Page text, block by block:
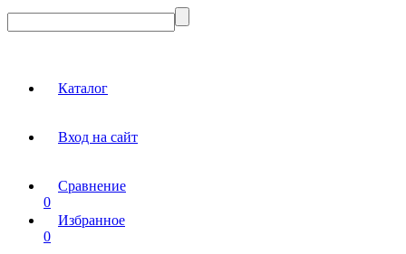
Каталог
Вход на сайт
Сравнение
0
Избранное
0